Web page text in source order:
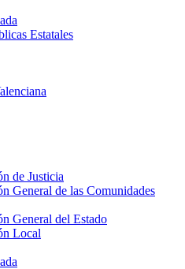
Estatales
de Justicia
General de las Comunidades
General del Estado
Local